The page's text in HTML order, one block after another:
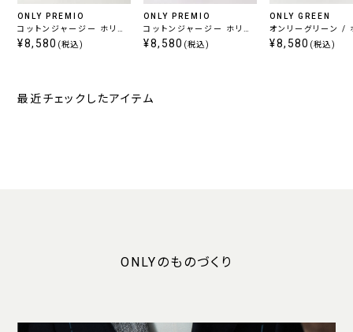
ONLY PREMIO
コットンジャージー ホリゾ
ンタル
¥8,580 (税込)
ONLY PREMIO
コットンジャージー ホリゾ
ンタル
¥8,580 (税込)
ONLY GREEN
オンリーグリーン /
ンタル
¥8,580 (税込)
最近チェックしたアイテム
ONLYのものづくり